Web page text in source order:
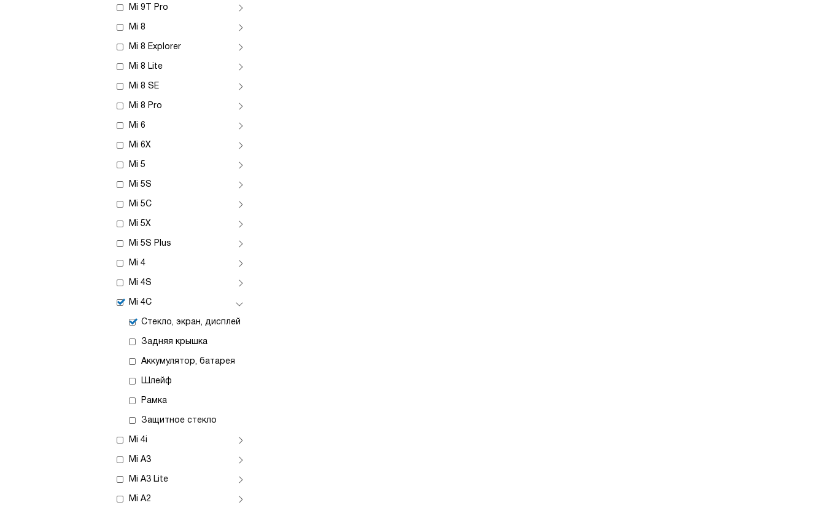
Mi 9T Pro
Mi 8
Mi 8 Explorer
Mi 8 Lite
Mi 8 SE
Mi 8 Pro
Mi 6
Mi 6X
Mi 5
Mi 5S
Mi 5C
Mi 5X
Mi 5S Plus
Mi 4
Mi 4S
Mi 4C
Стекло, экран, дисплей
Задняя крышка
Аккумулятор, батарея
Шлейф
Рамка
Защитное стекло
Mi 4i
Mi A3
Mi A3 Lite
Mi A2